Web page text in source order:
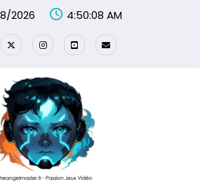
2026 4:50:08 AM